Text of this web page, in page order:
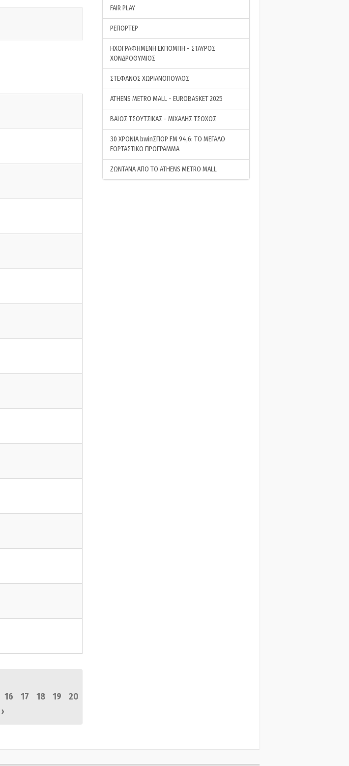
16 17 18 19
20
›
FAIR PLAY
ΡΕΠΟΡΤΕΡ
ΗΧΟΓΡΑΦΗΜΕΝΗ ΕΚΠΟΜΠΗ - ΣΤΑΥΡΟΣ
ΧΟΝΔΡΟΘΥΜΙΟΣ
ΣΤΕΦΑΝΟΣ ΧΩΡΙΑΝΟΠΟΥΛΟΣ
ATHENS METRO MALL - EUROBASKET 2025
ΒΑΪΟΣ ΤΣΟΥΤΣΙΚΑΣ - ΜΙΧΑΛΗΣ ΤΣΟΧΟΣ
30 ΧΡΟΝΙΑ bwinΣΠΟΡ FM 94,6: ΤΟ ΜΕΓΑΛΟ
ΕΟΡΤΑΣΤΙΚΟ ΠΡΟΓΡΑΜΜΑ
ΖΩΝΤΑΝΑ ΑΠΟ ΤΟ ATHENS METRO MALL